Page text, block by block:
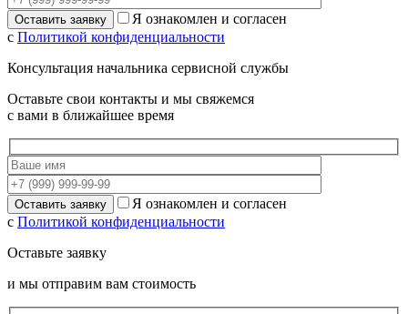
Я ознакомлен и согласен
с Политикой конфиденциальности
Консультация начальника сервисной службы
Оставьте свои контакты и мы свяжемся
с вами в ближайшее время
Я ознакомлен и согласен
с Политикой конфиденциальности
Оставьте заявку
и мы отправим вам стоимость